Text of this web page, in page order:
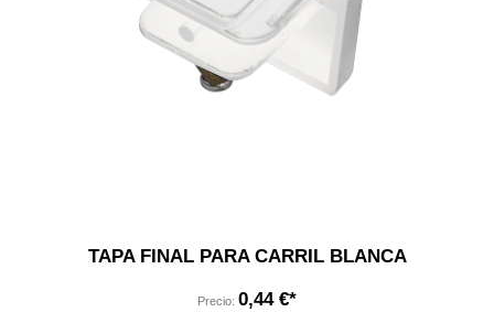
TAPA FINAL PARA CARRIL BLANCA
Precio: 0,44 €*